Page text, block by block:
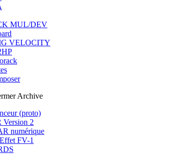
MUL/DEV
VELOCITY
Archive
(proto)
Version 2
numérique
FV-1